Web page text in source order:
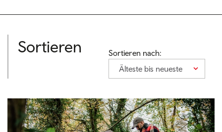
Sortieren
Sortieren nach:
Älteste bis neueste